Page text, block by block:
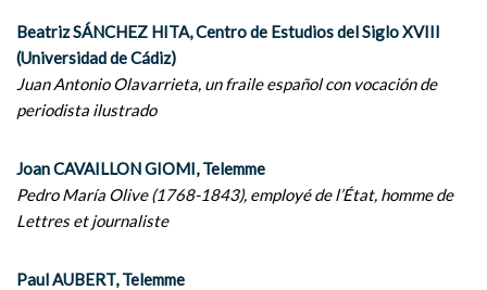
Beatriz SÁNCHEZ HITA, Centro de Estudios del Siglo XVIII
(Universidad de Cádiz)
Juan Antonio Olavarrieta, un fraile español con vocación de
periodista ilustrado
Joan CAVAILLON GIOMI, Telemme
Pedro María Olive (1768-1843), employé de l’État, homme de
Lettres et journaliste
Paul AUBERT, Telemme